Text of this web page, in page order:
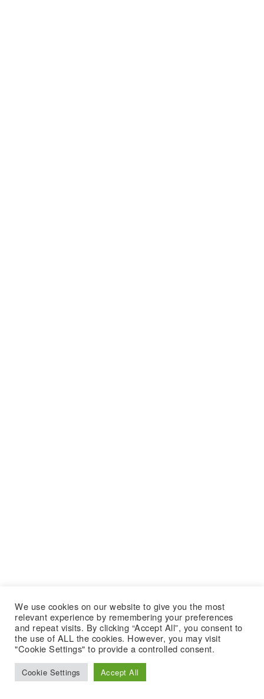
We use cookies on our website to give you the most
relevant experience by remembering your preferences
and repeat visits. By clicking “Accept All”, you consent to
the use of ALL the cookies. However, you may visit
"Cookie Settings" to provide a controlled consent.
Cookie Settings Accept All